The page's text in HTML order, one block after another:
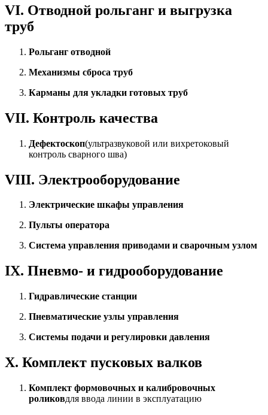
VI. Отводной рольганг и выгрузка
труб
Рольганг отводной
Механизмы сброса труб
Карманы для укладки готовых труб
VII. Контроль качества
Дефектоскоп(ультразвуковой или вихретоковый
контроль сварного шва)
VIII. Электрооборудование
Электрические шкафы управления
Пульты оператора
Система управления приводами и сварочным узлом
IX. Пневмо- и гидрооборудование
Гидравлические станции
Пневматические узлы управления
Системы подачи и регулировки давления
X. Комплект пусковых валков
Комплект формовочных и калибровочных
роликовдля ввода линии в эксплуатацию